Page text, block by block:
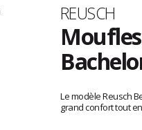
Marque
REUSCH
avis
clients
Le modèle Reusch
grand confort tout